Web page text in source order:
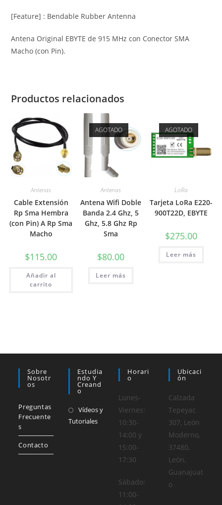
[Feature] : Bendable Rubber Antenna
Antena Original EBYTE de 915 MHz con Conector SMA
Macho (con Pin).
Productos relacionados
Antenas
Cable Extensión
Rp Sma Hembra
(con Pin) A Rp Sma
Macho
$115.00
Añadir al
carrito
AGOTADO
Antenas
Antena Wifi Doble
Banda 2.4 Ghz, 5
Ghz, 5.8 Ghz Rp
Sma
$80.00
Leer más
AGOTADO
LoRa
Tarjeta LoRa E220-
900T22D, EBYTE
$275.00
Leer más
Sobre
Nosotr
Os
Preguntas
Frecuente
s
Contacto
Estudia
Ndo Y
Creand
O
Vídeos y
Tutoriales
Horari
O
Lunes-
Viernes:
10:30-
14:00 y
15:00-
17:30
Sábado:
11:00-
Ubicaci
Ón
Calzada
Tepeyac
307, León
Moderno,
37480,
León,
Guanajuat
o